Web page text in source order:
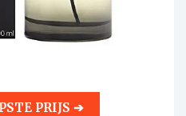
PRIJS ➔